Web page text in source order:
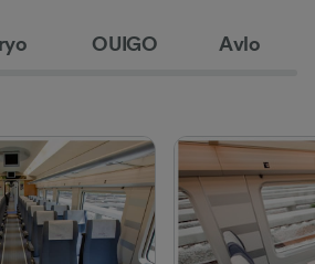
OUIGO Avlo